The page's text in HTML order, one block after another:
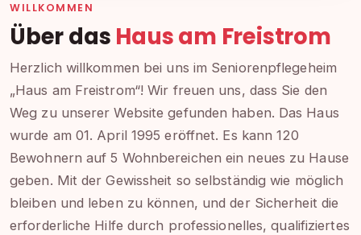
WILLKOMMEN
Über das Haus am Freistrom
Herzlich willkommen bei uns im Seniorenpflegeheim
„Haus am Freistrom“! Wir freuen uns, dass Sie den
Weg zu unserer Website gefunden haben. Das Haus
wurde am 01. April 1995 eröffnet. Es kann 120
Bewohnern auf 5 Wohnbereichen ein neues zu Hause
geben. Mit der Gewissheit so selbständig wie möglich
bleiben und leben zu können, und der Sicherheit die
erforderliche Hilfe durch professionelles, qualifiziertes